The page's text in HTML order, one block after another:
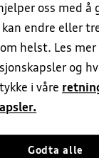
skjemaet
for
Les disse
oss med å
endre eller
helst. Les
og
i våre
Godta alle